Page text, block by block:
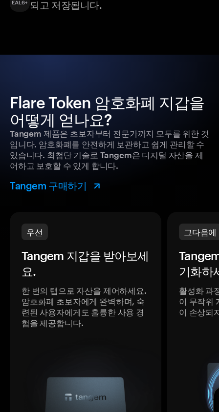
되고 저장됩니다.
Flare Token 암호화폐 지갑을
어떻게 얻나요?
Tangem 제품은 초보자부터 전문가까지 모두를 위한 것
입니다. 암호화폐를 안전하게 보관하고 쉽게 관리할 수
있습니다. 최첨단 기술로 Tangem은 디지털 자산을 제
어하고 보호할 수 있게 합니다.
Tangem 구매하기
우선
Tangem 지갑을 받아보세
요.
한 번의 탭으로 자산을 제어하세요.
암호화폐 초보자에게 완벽하며, 숙
련된 사용자에게도 훌륭한 사용 경
험을 제공합니다.
그다음에
기화하
활성화 과
이 무작위
이 손상되